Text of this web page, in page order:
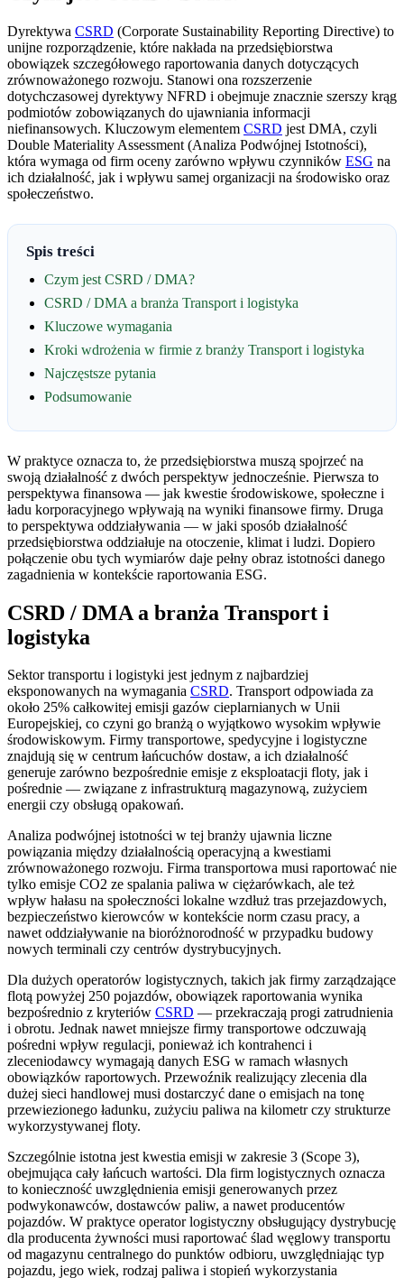
Dyrektywa CSRD (Corporate Sustainability Reporting Directive) to
unijne rozporządzenie, które nakłada na przedsiębiorstwa
obowiązek szczegółowego raportowania danych dotyczących
zrównoważonego rozwoju. Stanowi ona rozszerzenie
dotychczasowej dyrektywy NFRD i obejmuje znacznie szerszy krąg
podmiotów zobowiązanych do ujawniania informacji
niefinansowych. Kluczowym elementem CSRD jest DMA, czyli
Double Materiality Assessment (Analiza Podwójnej Istotności),
która wymaga od firm oceny zarówno wpływu czynników ESG na
ich działalność, jak i wpływu samej organizacji na środowisko oraz
społeczeństwo.
Spis treści
Czym jest CSRD / DMA?
CSRD / DMA a branża Transport i logistyka
Kluczowe wymagania
Kroki wdrożenia w firmie z branży Transport i logistyka
Najczęstsze pytania
Podsumowanie
W praktyce oznacza to, że przedsiębiorstwa muszą spojrzeć na
swoją działalność z dwóch perspektyw jednocześnie. Pierwsza to
perspektywa finansowa — jak kwestie środowiskowe, społeczne i
ładu korporacyjnego wpływają na wyniki finansowe firmy. Druga
to perspektywa oddziaływania — w jaki sposób działalność
przedsiębiorstwa oddziałuje na otoczenie, klimat i ludzi. Dopiero
połączenie obu tych wymiarów daje pełny obraz istotności danego
zagadnienia w kontekście raportowania ESG.
CSRD / DMA a branża Transport i
logistyka
Sektor transportu i logistyki jest jednym z najbardziej
eksponowanych na wymagania CSRD. Transport odpowiada za
około 25% całkowitej emisji gazów cieplarnianych w Unii
Europejskiej, co czyni go branżą o wyjątkowo wysokim wpływie
środowiskowym. Firmy transportowe, spedycyjne i logistyczne
znajdują się w centrum łańcuchów dostaw, a ich działalność
generuje zarówno bezpośrednie emisje z eksploatacji floty, jak i
pośrednie — związane z infrastrukturą magazynową, zużyciem
energii czy obsługą opakowań.
Analiza podwójnej istotności w tej branży ujawnia liczne
powiązania między działalnością operacyjną a kwestiami
zrównoważonego rozwoju. Firma transportowa musi raportować nie
tylko emisje CO2 ze spalania paliwa w ciężarówkach, ale też
wpływ hałasu na społeczności lokalne wzdłuż tras przejazdowych,
bezpieczeństwo kierowców w kontekście norm czasu pracy, a
nawet oddziaływanie na bioróżnorodność w przypadku budowy
nowych terminali czy centrów dystrybucyjnych.
Dla dużych operatorów logistycznych, takich jak firmy zarządzające
flotą powyżej 250 pojazdów, obowiązek raportowania wynika
bezpośrednio z kryteriów CSRD — przekraczają progi zatrudnienia
i obrotu. Jednak nawet mniejsze firmy transportowe odczuwają
pośredni wpływ regulacji, ponieważ ich kontrahenci i
zleceniodawcy wymagają danych ESG w ramach własnych
obowiązków raportowych. Przewoźnik realizujący zlecenia dla
dużej sieci handlowej musi dostarczyć dane o emisjach na tonę
przewiezionego ładunku, zużyciu paliwa na kilometr czy strukturze
wykorzystywanej floty.
Szczególnie istotna jest kwestia emisji w zakresie 3 (Scope 3),
obejmująca cały łańcuch wartości. Dla firm logistycznych oznacza
to konieczność uwzględnienia emisji generowanych przez
podwykonawców, dostawców paliw, a nawet producentów
pojazdów. W praktyce operator logistyczny obsługujący dystrybucję
dla producenta żywności musi raportować ślad węglowy transportu
od magazynu centralnego do punktów odbioru, uwzględniając typ
pojazdu, jego wiek, rodzaj paliwa i stopień wykorzystania